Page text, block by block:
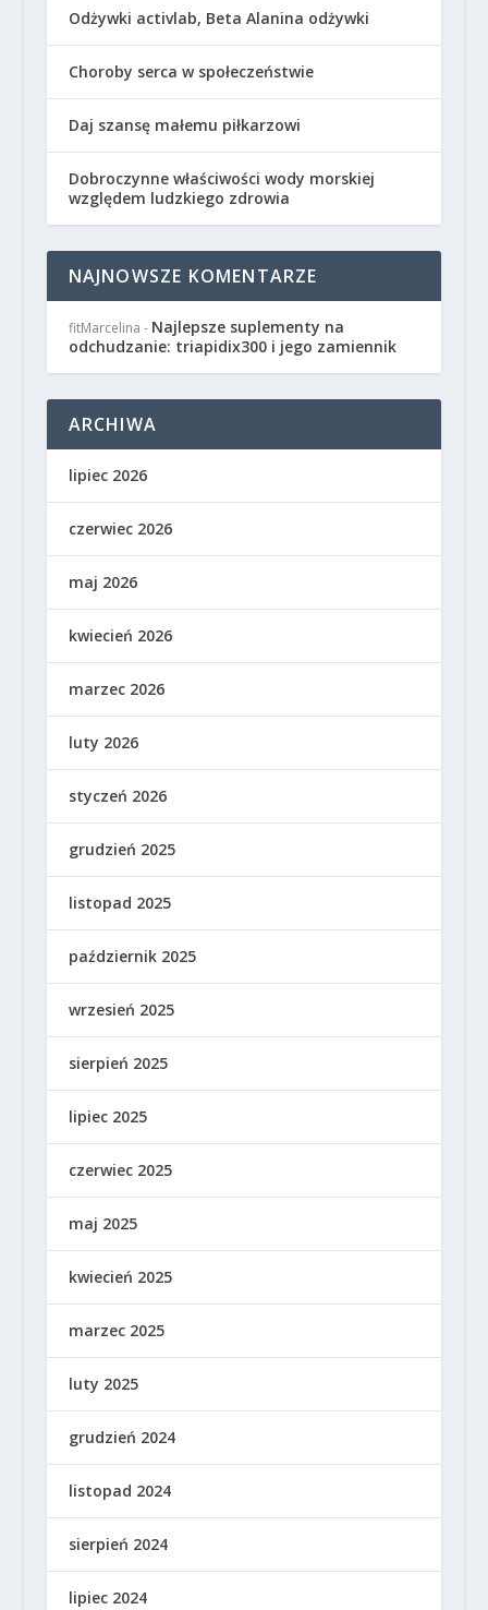
Odżywki activlab, Beta Alanina odżywki
Choroby serca w społeczeństwie
Daj szansę małemu piłkarzowi
Dobroczynne właściwości wody morskiej
względem ludzkiego zdrowia
NAJNOWSZE KOMENTARZE
fitMarcelina - Najlepsze suplementy na
odchudzanie: triapidix300 i jego zamiennik
ARCHIWA
lipiec 2026
czerwiec 2026
maj 2026
kwiecień 2026
marzec 2026
luty 2026
styczeń 2026
grudzień 2025
listopad 2025
październik 2025
wrzesień 2025
sierpień 2025
lipiec 2025
czerwiec 2025
maj 2025
kwiecień 2025
marzec 2025
luty 2025
grudzień 2024
listopad 2024
sierpień 2024
lipiec 2024